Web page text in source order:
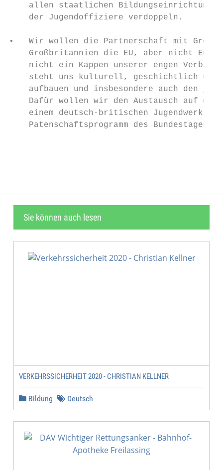
allen staatlichen
    der Jugendoffiziere verdoppeln.
•   Wir wollen die Partnerschaft mit
Großbritannien die EU, aber nicht
nicht ein Kappen unserer engen
steht uns kulturell, geschichtlich
aufbauen und insbesondere auch den
Dafür wollen wir den Austausch auf
einem deutsch-britischen Jugendwerk
Patenschaftsprogramm des Bundestages
Sie können auch lesen
VERKEHRSSICHERHEIT 2020 - CHRISTIAN KELLNER
Bildung Deutsch